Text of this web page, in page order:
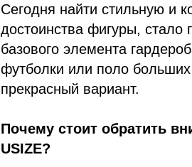
Сегодня найти стильную и
достоинства фигуры, стало
базового элемента
футболки или поло
прекрасный вариант.
Почему стоит обратить
USIZE?